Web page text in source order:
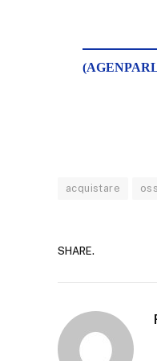
acquistare
SHARE.